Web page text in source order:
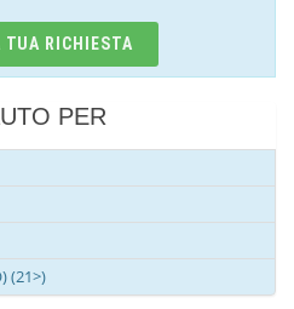
TUA RICHIESTA
PER
(21>)